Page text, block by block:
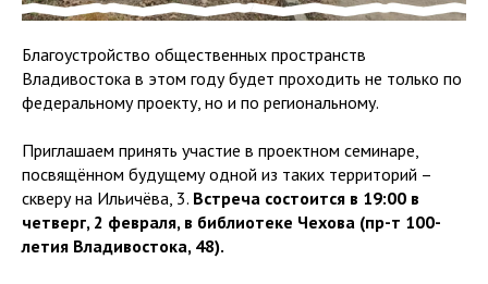
Благоустройство общественных пространств
Владивостока в этом году будет проходить не только по
федеральному проекту, но и по региональному.
Приглашаем принять участие в проектном семинаре,
посвящённом будущему одной из таких территорий –
скверу на Ильичёва, 3. Встреча состоится в 19:00 в
четверг, 2 февраля, в библиотеке Чехова (пр-т 100-
летия Владивостока, 48).